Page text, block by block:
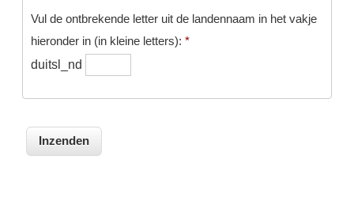
Vul de ontbrekende letter uit de landennaam in het vakje
hieronder in (in kleine letters): *
duitsl_nd